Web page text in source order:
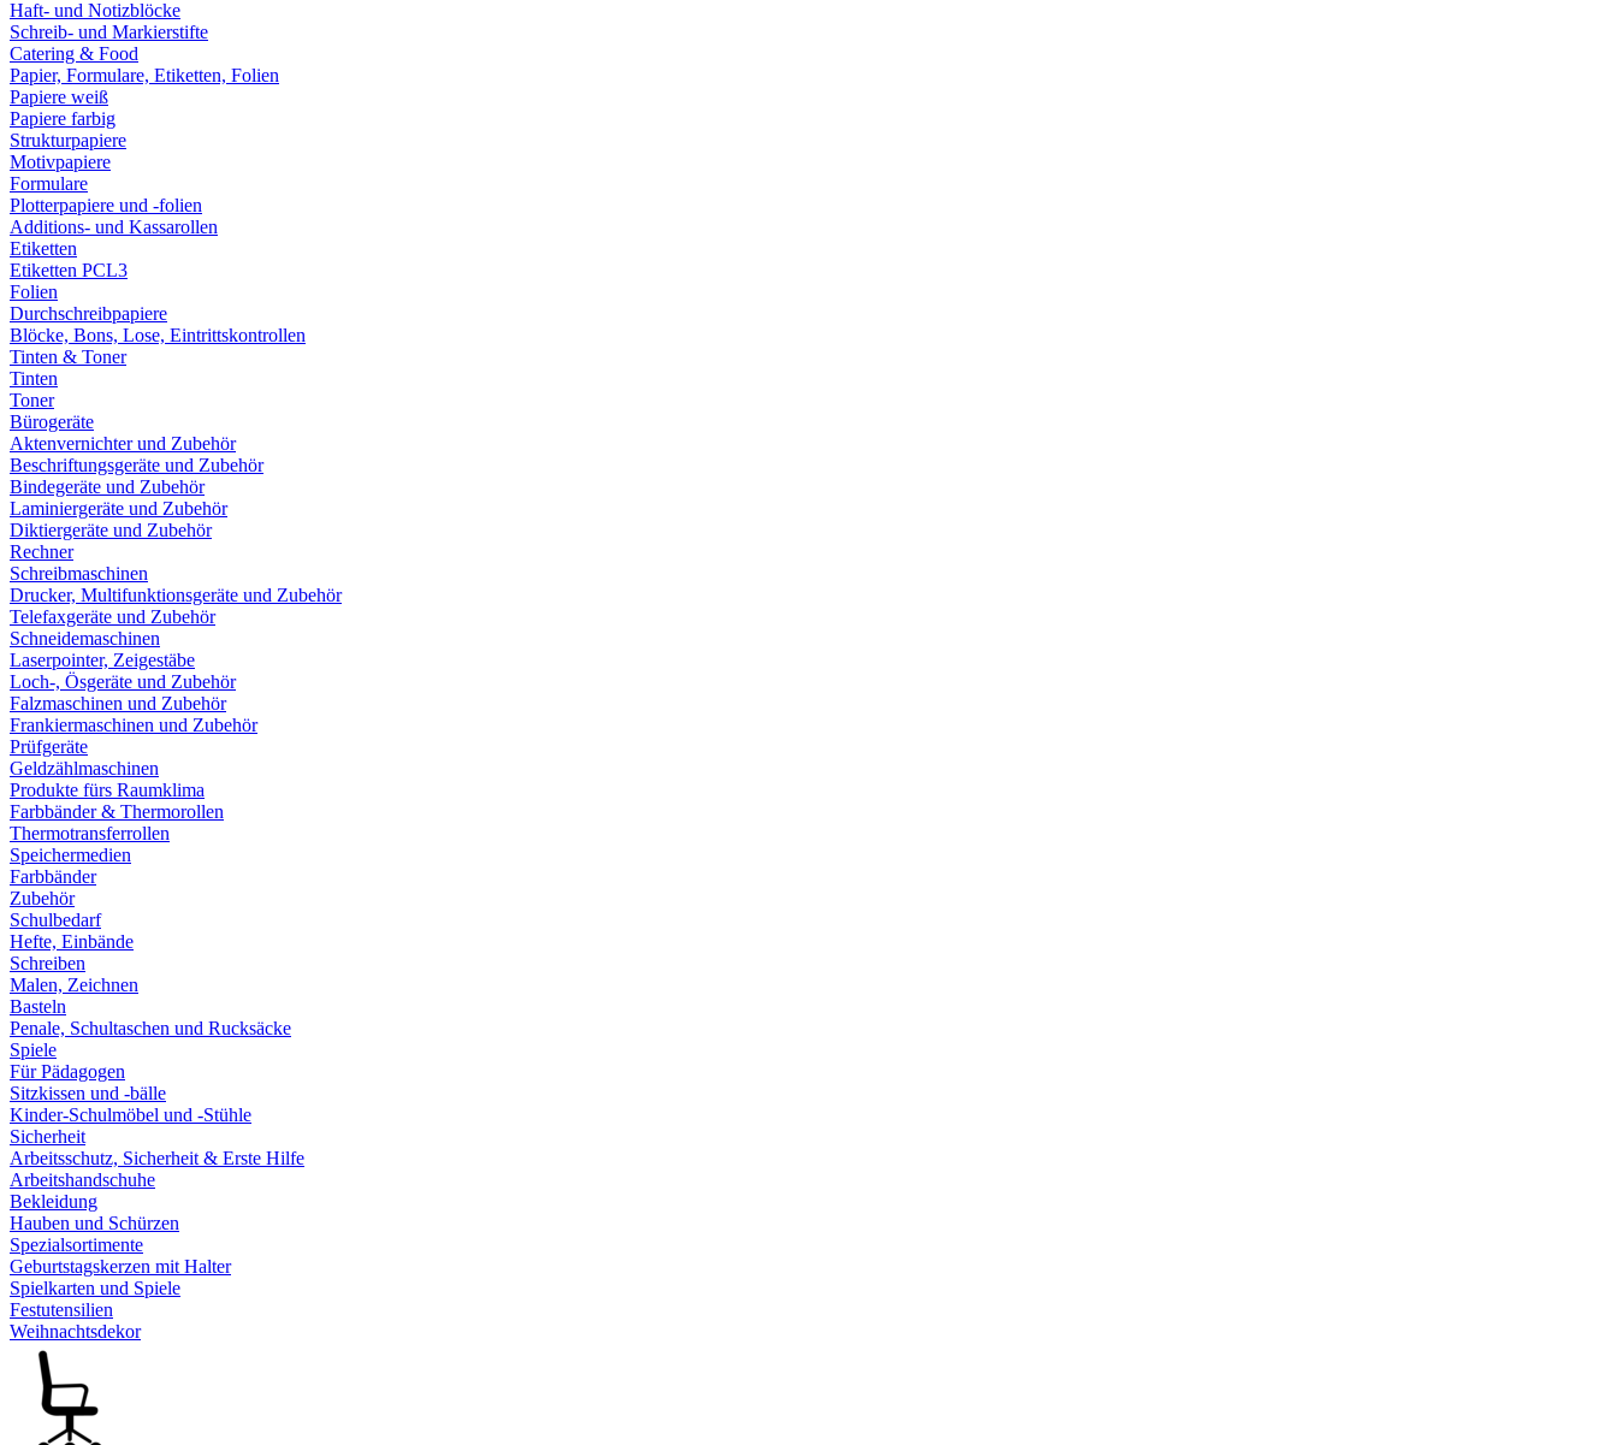
Haft- und Notizblöcke
Schreib- und Markierstifte
Catering & Food
Papier, Formulare, Etiketten, Folien
Papiere weiß
Papiere farbig
Strukturpapiere
Motivpapiere
Formulare
Plotterpapiere und -folien
Additions- und Kassarollen
Etiketten
Etiketten PCL3
Folien
Durchschreibpapiere
Blöcke, Bons, Lose, Eintrittskontrollen
Tinten & Toner
Tinten
Toner
Bürogeräte
Aktenvernichter und Zubehör
Beschriftungsgeräte und Zubehör
Bindegeräte und Zubehör
Laminiergeräte und Zubehör
Diktiergeräte und Zubehör
Rechner
Schreibmaschinen
Drucker, Multifunktionsgeräte und Zubehör
Telefaxgeräte und Zubehör
Schneidemaschinen
Laserpointer, Zeigestäbe
Loch-, Ösgeräte und Zubehör
Falzmaschinen und Zubehör
Frankiermaschinen und Zubehör
Prüfgeräte
Geldzählmaschinen
Produkte fürs Raumklima
Farbbänder & Thermorollen
Thermotransferrollen
Speichermedien
Farbbänder
Zubehör
Schulbedarf
Hefte, Einbände
Schreiben
Malen, Zeichnen
Basteln
Penale, Schultaschen und Rucksäcke
Spiele
Für Pädagogen
Sitzkissen und -bälle
Kinder-Schulmöbel und -Stühle
Sicherheit
Arbeitsschutz, Sicherheit & Erste Hilfe
Arbeitshandschuhe
Bekleidung
Hauben und Schürzen
Spezialsortimente
Geburtstagskerzen mit Halter
Spielkarten und Spiele
Festutensilien
Weihnachtsdekor